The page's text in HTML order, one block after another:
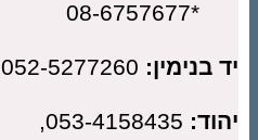
בנימין:052-5277260
053-4158435,